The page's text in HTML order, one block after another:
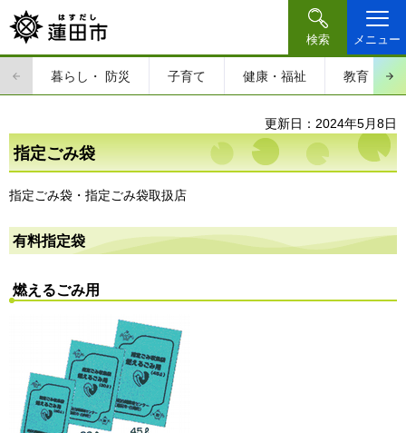
検索 メニュー
暮らし・ 防災 子育て 健康・福祉 教育・文
更新日：2024年5月8日
指定ごみ袋
指定ごみ袋・指定ごみ袋取扱店
有料指定袋
燃えるごみ用